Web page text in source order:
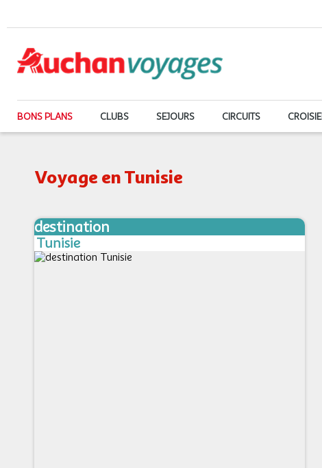
BONS PLANS CLUBS SEJOURS CIRCUITS
Voyage en Tunisie
destination
Tunisie